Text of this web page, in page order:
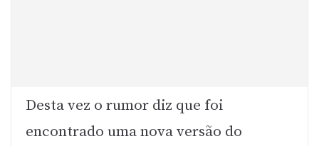
Desta vez o rumor diz que foi
encontrado uma nova versão do